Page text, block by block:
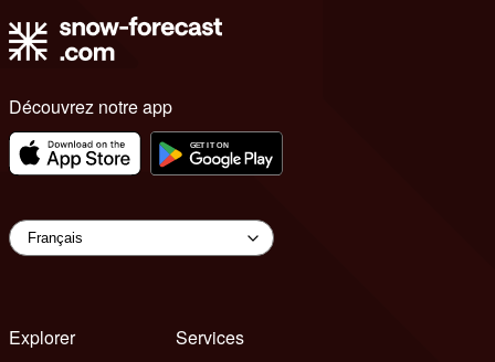
Découvrez notre app
Explorer
Services